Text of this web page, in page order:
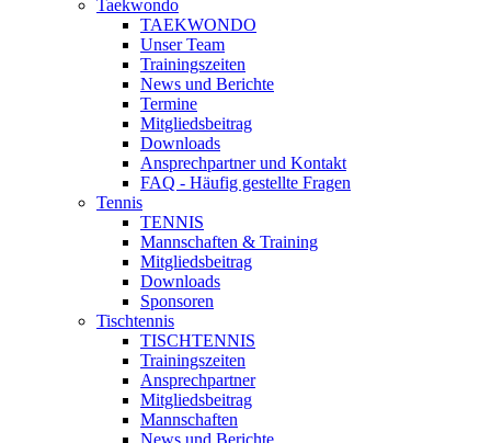
Taekwondo
TAEKWONDO
Unser Team
Trainingszeiten
News und Berichte
Termine
Mitgliedsbeitrag
Downloads
Ansprechpartner und Kontakt
FAQ - Häufig gestellte Fragen
Tennis
TENNIS
Mannschaften & Training
Mitgliedsbeitrag
Downloads
Sponsoren
Tischtennis
TISCHTENNIS
Trainingszeiten
Ansprechpartner
Mitgliedsbeitrag
Mannschaften
News und Berichte